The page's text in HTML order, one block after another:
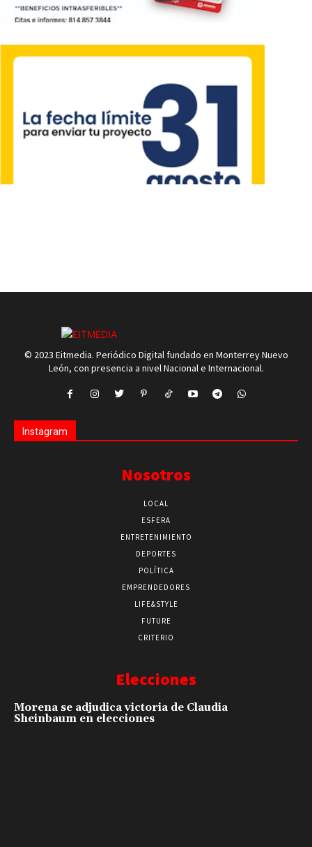
© 2023 Eitmedia. Periódico Digital fundado en Monterrey Nuevo
León, con presencia a nivel Nacional e Internacional.
Instagram
Nosotros
LOCAL
ESFERA
ENTRETENIMIENTO
DEPORTES
POLÍTICA
EMPRENDEDORES
LIFE&STYLE
FUTURE
CRITERIO
Elecciones
Morena se adjudica victoria de Claudia
Sheinbaum en elecciones